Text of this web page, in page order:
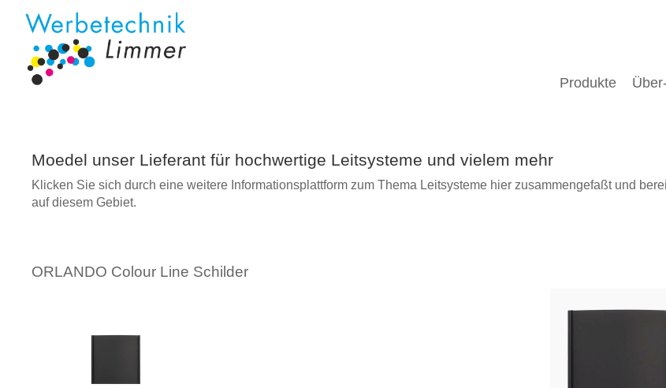
Produkte
Moedel unser Lieferant für hochwertige Leitsysteme und vielem mehr
Klicken Sie sich durch eine weitere Informationsplattform zum Thema Leitsysteme hier zusammengefaßt und
auf diesem Gebiet.
ORLANDO Colour Line Schilder